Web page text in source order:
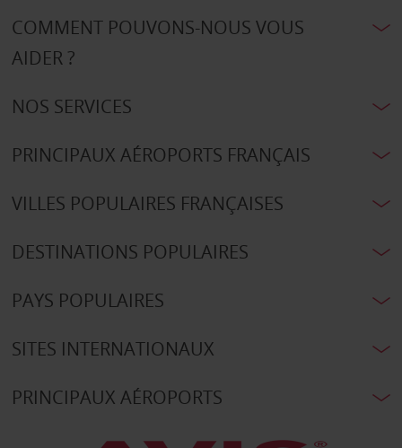
COMMENT POUVONS-NOUS VOUS
AIDER ?
NOS SERVICES
PRINCIPAUX AÉROPORTS FRANÇAIS
VILLES POPULAIRES FRANÇAISES
DESTINATIONS POPULAIRES
PAYS POPULAIRES
SITES INTERNATIONAUX
PRINCIPAUX AÉROPORTS